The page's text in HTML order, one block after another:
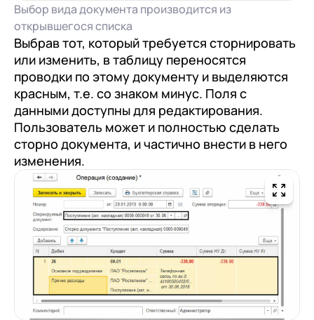
Выбор вида документа производится из
открывшегося списка
Выбрав тот, который требуется сторнировать
или изменить, в таблицу переносятся
проводки по этому документу и выделяются
красным, т.е. со знаком минус. Поля с
данными доступны для редактирования.
Пользователь может и полностью сделать
сторно документа, и частично внести в него
изменения.